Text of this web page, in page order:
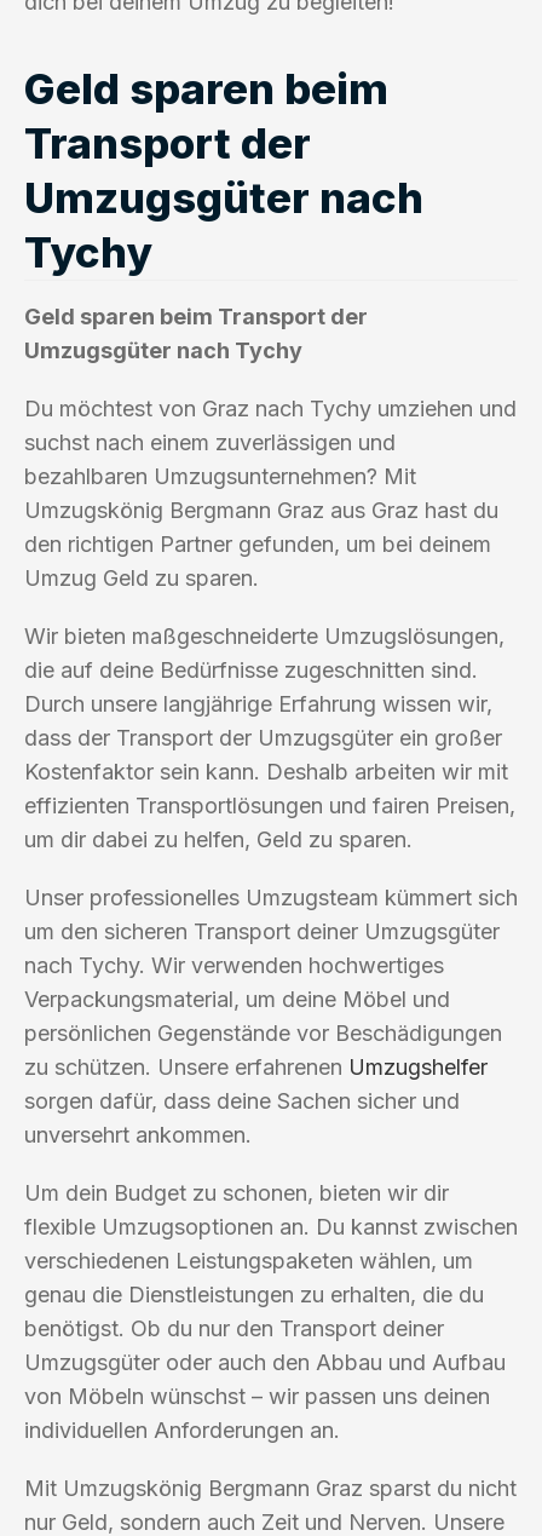
Geld sparen beim
Transport der
Umzugsgüter nach
Tychy
Geld sparen beim Transport der
Umzugsgüter nach Tychy
Du möchtest von Graz nach Tychy umziehen und
suchst nach einem zuverlässigen und
bezahlbaren Umzugsunternehmen? Mit
Umzugskönig Bergmann Graz aus Graz hast du
den richtigen Partner gefunden, um bei deinem
Umzug Geld zu sparen.
Wir bieten maßgeschneiderte Umzugslösungen,
die auf deine Bedürfnisse zugeschnitten sind.
Durch unsere langjährige Erfahrung wissen wir,
dass der Transport der Umzugsgüter ein großer
Kostenfaktor sein kann. Deshalb arbeiten wir mit
effizienten Transportlösungen und fairen Preisen,
um dir dabei zu helfen, Geld zu sparen.
Unser professionelles Umzugsteam kümmert sich
um den sicheren Transport deiner Umzugsgüter
nach Tychy. Wir verwenden hochwertiges
Verpackungsmaterial, um deine Möbel und
persönlichen Gegenstände vor Beschädigungen
zu schützen. Unsere erfahrenen Umzugshelfer
sorgen dafür, dass deine Sachen sicher und
unversehrt ankommen.
Um dein Budget zu schonen, bieten wir dir
flexible Umzugsoptionen an. Du kannst zwischen
verschiedenen Leistungspaketen wählen, um
genau die Dienstleistungen zu erhalten, die du
benötigst. Ob du nur den Transport deiner
Umzugsgüter oder auch den Abbau und Aufbau
von Möbeln wünschst – wir passen uns deinen
individuellen Anforderungen an.
Mit Umzugskönig Bergmann Graz sparst du nicht
nur Geld, sondern auch Zeit und Nerven. Unsere